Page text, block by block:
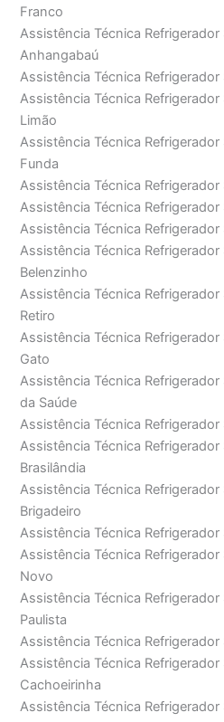
Franco
Assistência Técnica Refrigerador
Anhangabaú
Assistência Técnica Refrigerador
Assistência Técnica Refrigerador
Limão
Assistência Técnica Refrigerador
Funda
Assistência Técnica Refrigerador
Assistência Técnica Refrigerador
Assistência Técnica Refrigerador
Assistência Técnica Refrigerador
Belenzinho
Assistência Técnica Refrigerador
Retiro
Assistência Técnica Refrigerador
Gato
Assistência Técnica Refrigerador
da Saúde
Assistência Técnica Refrigerador
Assistência Técnica Refrigerador
Brasilândia
Assistência Técnica Refrigerador
Brigadeiro
Assistência Técnica Refrigerador
Assistência Técnica Refrigerador
Novo
Assistência Técnica Refrigerador
Paulista
Assistência Técnica Refrigerador
Assistência Técnica Refrigerador
Cachoeirinha
Assistência Técnica Refrigerador